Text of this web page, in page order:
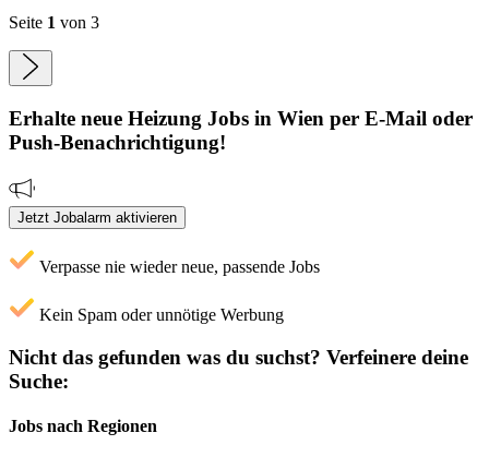
Seite 1 von 3
Erhalte neue Heizung Jobs in Wien per E-Mail oder
Push-Benachrichtigung!
Jetzt Jobalarm aktivieren
Verpasse nie wieder neue, passende Jobs
Kein Spam oder unnötige Werbung
Nicht das gefunden was du suchst? Verfeinere deine
Suche:
Jobs nach Regionen